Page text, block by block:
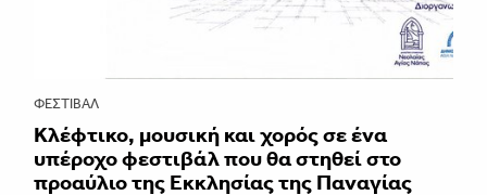
ΦΕΣΤΙΒΑΛ
Κλέφτικο, μουσική και χορός σε ένα
υπέροχο φεστιβάλ που θα στηθεί στο
προαύλιο της Εκκλησίας της Παναγίας